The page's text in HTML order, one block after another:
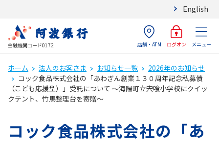
English
金融機関コード0172 店舗・ATM ログオン メニュー
ホーム 法人のお客さま お知らせ一覧
2026年のお知らせ
コック食品株式会社の「あわぎん創業１３０周年記念私募債
（こども応援型）」受託について ～海陽町立宍喰小学校にクイッ
クテント、竹馬整理台を寄贈～
コック食品株式会社の「あ